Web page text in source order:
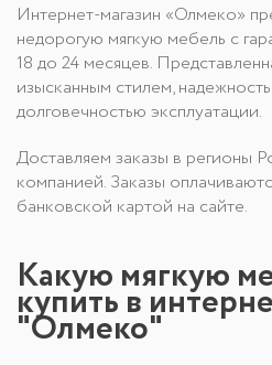
Интернет-магазин «Олмеко»
недорогую мягкую мебель с
18 до 24 месяцев.
изысканным стилем,
долговечностью эксплуатации.
Доставляем заказы в регионы
компанией. Заказы
банковской картой на сайте.
Какую мягкую
купить в
"Олмеко"